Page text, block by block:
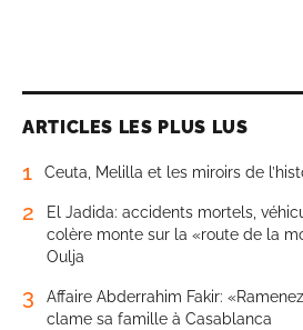
ARTICLES LES PLUS LUS
1 Ceuta, Melilla et les miroirs de
2
El Jadida: accidents mortels,
colère monte sur la «route de la
Oulja
3
Affaire Abderrahim Fakir:
clame sa famille à Casablanca